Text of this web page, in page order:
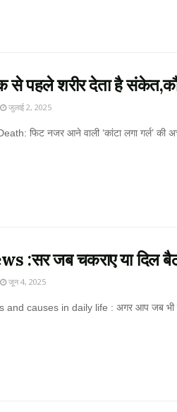
से पहले शरीर देता है
जुलाई 2, 2025
फिट नजर आने वाली ‘कांटा लगा गर्ल’ की
जब चकराए या दिल बैठा
जून 4, 2025
and causes in daily life : अगर आप जब भी